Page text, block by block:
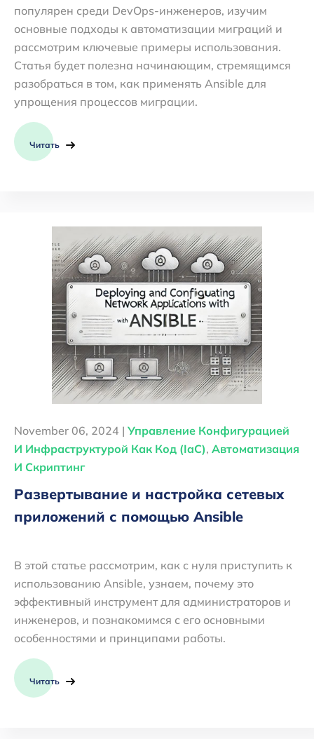
популярен среди DevOps-инженеров, изучим
основные подходы к автоматизации миграций и
рассмотрим ключевые примеры использования.
Статья будет полезна начинающим, стремящимся
разобраться в том, как применять Ansible для
упрощения процессов миграции.
Читать
November 06, 2024 | Управление Конфигурацией
И Инфраструктурой Как Код (IaC), Автоматизация
И Скриптинг
Развертывание и настройка сетевых
приложений с помощью Ansible
В этой статье рассмотрим, как с нуля приступить к
использованию Ansible, узнаем, почему это
эффективный инструмент для администраторов и
инженеров, и познакомимся с его основными
особенностями и принципами работы.
Читать